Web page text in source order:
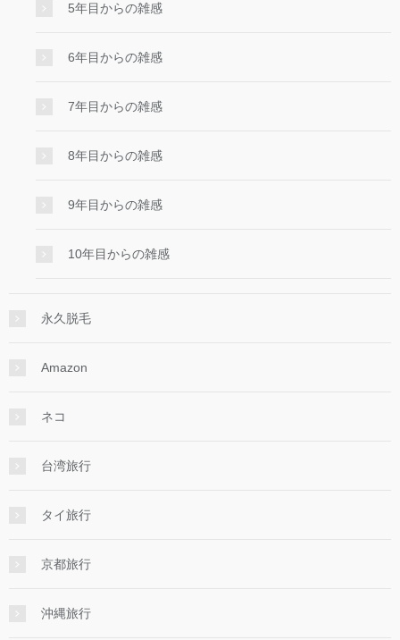
5年目からの雑感
6年目からの雑感
7年目からの雑感
8年目からの雑感
9年目からの雑感
10年目からの雑感
永久脱毛
Amazon
ネコ
台湾旅行
タイ旅行
京都旅行
沖縄旅行